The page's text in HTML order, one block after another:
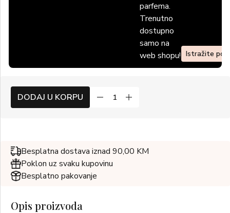
parfema.
Trenutno
dostupno
samo na
web shopu! Istražite
DODAJ U KORPU
Besplatna dostava iznad 90,00 KM
Poklon uz svaku kupovinu
Besplatno pakovanje
Opis proizvoda